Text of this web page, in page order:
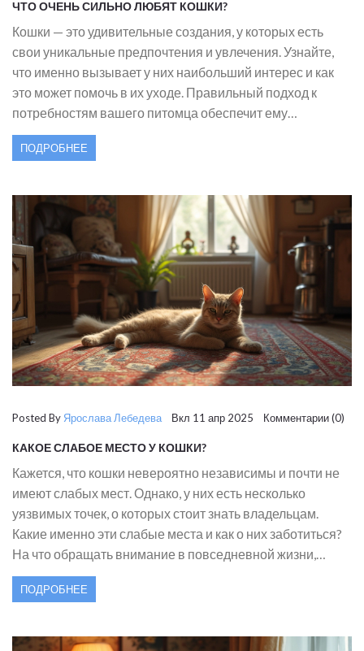
ЧТО ОЧЕНЬ СИЛЬНО ЛЮБЯТ КОШКИ?
Кошки — это удивительные создания, у которых есть
свои уникальные предпочтения и увлечения. Узнайте,
что именно вызывает у них наибольший интерес и как
это может помочь в их уходе. Правильный подход к
потребностям вашего питомца обеспечит ему
счастливую и долгую жизнь. Исследуем основные
факторы, влияющие на поведение кошек, и как
ПОДРОБНЕЕ
Posted By Ярослава ЛебедеваВкл 11 апр 2025 Комментарии (0)
КАКОЕ СЛАБОЕ МЕСТО У КОШКИ?
Кажется, что кошки невероятно независимы и почти не
имеют слабых мест. Однако, у них есть несколько
уязвимых точек, о которых стоит знать владельцам.
Какие именно эти слабые места и как о них заботиться?
На что обращать внимание в повседневной жизни,
чтобы кошка оставалась здоровой и счастливой? И как
научиться распознавать признаки нездоровья у
ПОДРОБНЕЕ